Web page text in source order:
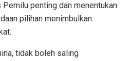
penting dan menentukan
pilihan menimbulkan
tidak boleh saling